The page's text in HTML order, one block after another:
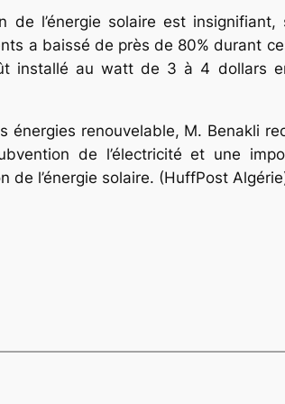
l’énergie solaire est
a baissé de près de 80% durant
installé au watt de 3 à 4 dollars
renouvelable, M. Benakli
de l’électricité et une
l’énergie solaire. (HuffPost